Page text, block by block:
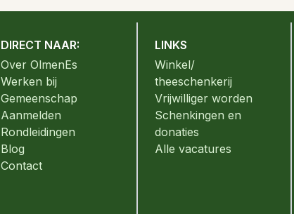
DIRECT NAAR:
Over OlmenEs
Werken bij
Gemeenschap
Aanmelden
Rondleidingen
Blog
Contact
LINKS
Winkel/
theeschenkerij
Vrijwilliger worden
Schenkingen en
donaties
Alle vacatures